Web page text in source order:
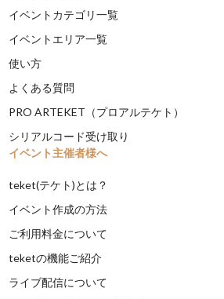
イベントカテゴリ一覧
イベントエリア一覧
使い方
よくある質問
PRO ARTEKET（プロアルテケト）
シリアルコード受け取り
イベント主催者様へ
teket(テケト)とは？
イベント作成の方法
ご利用料金について
teketの機能ご紹介
ライブ配信について